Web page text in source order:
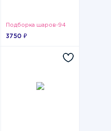
Подборка шаров-94
3750 ₽